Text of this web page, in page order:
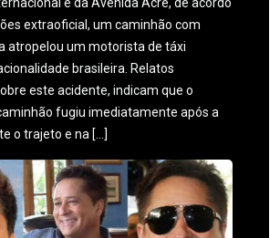
e da Avenida Acre, de acordo
extraoficial, um caminhão com
atropelou um motorista de táxi
brasileira. Relatos
este acidente, indicam que o
fugiu imediatamente após a
o trajeto e na […]